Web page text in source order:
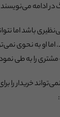
در ادامه
باشد اما
به نحوی
مشتری را به
خریدار